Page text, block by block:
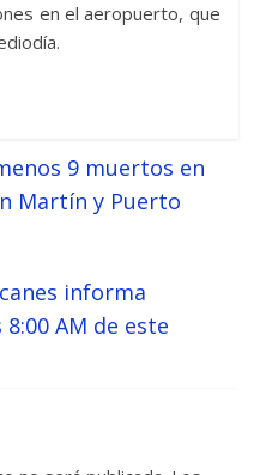
en el aeropuerto, que
9 muertos en
Martín y Puerto
informa
AM de este